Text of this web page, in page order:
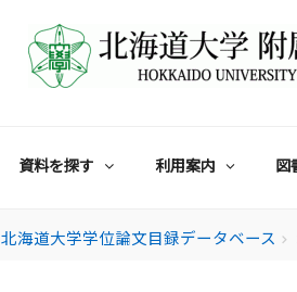
資料を探す 利用案内 図
北海道大学学位論文目録データベース chevron_right